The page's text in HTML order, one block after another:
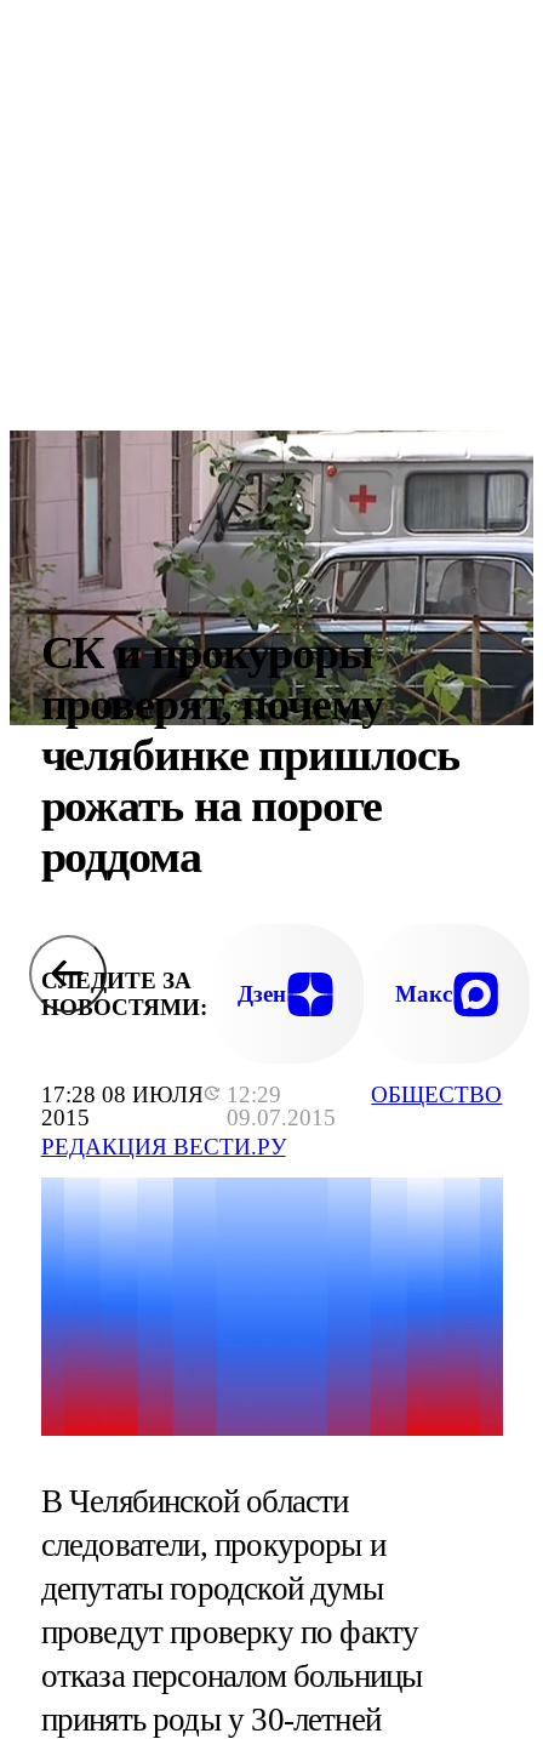
17:28 08 ИЮЛЯ
2015
12:29
09.07.2015
РЕДАКЦИЯ ВЕСТИ.РУ
ОБЩЕСТВО
СК и прокуроры
проверят, почему
челябинке пришлось
рожать на пороге
роддома
СЛЕДИТЕ ЗА
НОВОСТЯМИ:
Дзен Макс
В Челябинской области
следователи, прокуроры и
депутаты городской думы
проведут проверку по факту
отказа персоналом больницы
принять роды у 30-летней